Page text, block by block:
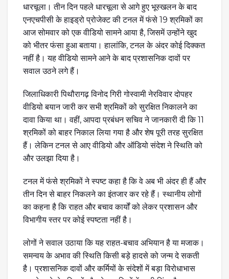
धारचूला। तीन दिन पहले धारचूला से आगे हुए भूस्खलन के बाद
एनएचपीसी के हाइड्रो प्रोजेक्ट की टनल में फंसे 19 श्रमिकों का
आज सोमवार को एक वीडियो सामने आया है, जिसमें उन्होंने खुद
को भीतर फंसा हुआ बताया। हालांकि, टनल के अंदर कोई दिक्कत
नहीं है। यह वीडियो सामने आने के बाद प्रशासनिक दावों पर
सवाल उठने लगे हैं।
जिलाधिकारी पिथौरागढ़ विनोद गिरी गोस्वामी नेरविवार दोपहर
वीडियो बयान जारी कर सभी श्रमिकों को सुरक्षित निकालने का
दावा किया था। वहीं, आपदा प्रबंधन सचिव ने जानकारी दी कि 11
श्रमिकों को बाहर निकाल लिया गया है और शेष पूरी तरह सुरक्षित
हैं। लेकिन टनल से आए वीडियो और ऑडियो संदेश ने स्थिति को
और उलझा दिया है।
टनल में फंसे श्रमिकों ने स्पष्ट कहा है कि वे अब भी अंदर ही हैं और
तीन दिन से बाहर निकलने का इंतजार कर रहे हैं। स्थानीय लोगों
का कहना है कि राहत और बचाव कार्यों को लेकर प्रशासन और
विभागीय स्तर पर कोई स्पष्टता नहीं है।
लोगों ने सवाल उठाया कि यह राहत-बचाव अभियान है या मजाक।
समन्वय के अभाव की स्थिति किसी बड़े हादसे को जन्म दे सकती
है। प्रशासनिक दावों और कर्मियों के संदेशों में बड़ा विरोधाभास